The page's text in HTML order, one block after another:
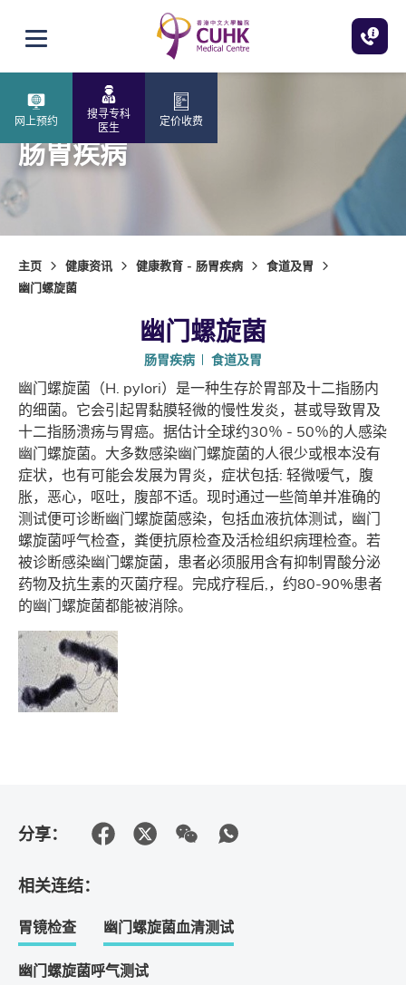
打开选单
网上预约
搜寻专科
医生
定价收费
肠胃疾病
主页 健康资讯 健康教育 - 肠胃疾病
食道及胃
幽门螺旋菌
幽门螺旋菌
肠胃疾病 食道及胃
幽门螺旋菌（H. pylori）是一种生存於胃部及十二指肠内
的细菌。它会引起胃黏膜轻微的慢性发炎，甚或导致胃及
十二指肠溃疡与胃癌。据估计全球约30％ - 50％的人感染
幽门螺旋菌。大多数感染幽门螺旋菌的人很少或根本没有
症状，也有可能会发展为胃炎，症状包括: 轻微嗳气，腹
胀，恶心，呕吐，腹部不适。现时通过一些简单并准确的
测试便可诊断幽门螺旋菌感染，包括血液抗体测试，幽门
螺旋菌呼气检查，粪便抗原检查及活检组织病理检查。若
被诊断感染幽门螺旋菌，患者必须服用含有抑制胃酸分泌
药物及抗生素的灭菌疗程。完成疗程后,，约80-90%患者
的幽门螺旋菌都能被消除。
分享：
相关连结：
胃镜检查 幽门螺旋菌血清测试
幽门螺旋菌呼气测试